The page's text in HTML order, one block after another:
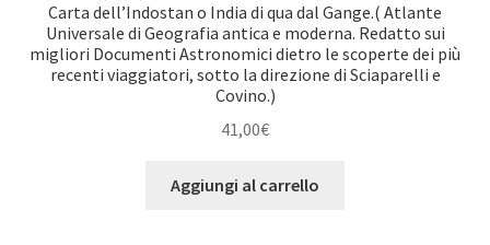
Carta dell’Indostan o India di qua dal Gange.( Atlante
Universale di Geografia antica e moderna. Redatto sui
migliori Documenti Astronomici dietro le scoperte dei più
recenti viaggiatori, sotto la direzione di Sciaparelli e
Covino.)
41,00€
Aggiungi al carrello